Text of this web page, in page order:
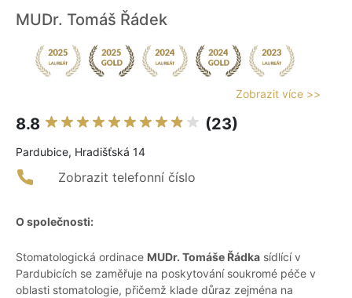
MUDr. Tomáš Řádek
Zobrazit více >>
8.8 (23)
Pardubice, Hradišťská 14
Zobrazit telefonní číslo
O společnosti:
Stomatologická ordinace MUDr. Tomáše Řádka sídlící v
Pardubicích se zaměřuje na poskytování soukromé péče v
oblasti stomatologie, přičemž klade důraz zejména na